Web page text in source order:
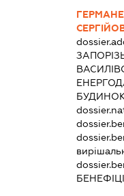
БУДИНОК